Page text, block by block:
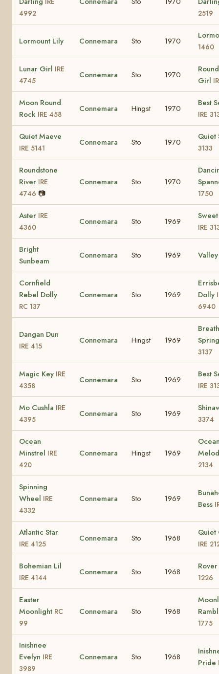
4992
2519
Lormount Lily Connemara Sto 1970
1460
Lunar Girl IRE
4745
Connemara Sto 1970
Girl
Moon Round
Rock IRE 458
Connemara Hingst 1970
Best
IRE
Quiet Maeve
IRE 5141
Connemara Sto 1970
Quiet
3133
Roundstone
River IRE
4746 📷
Connemara Sto 1970
1750
Aster IRE
4360
Connemara Sto 1969
IRE
Bright
Sunbeam
Connemara Sto 1969
Cornfield
Rebel Dolly
RC 137
Connemara Sto 1969
Dolly
6940
Dangan Dun
IRE 415
Connemara Hingst 1969
3137
Magic Key IRE
4358
Connemara Sto 1969
Best
IRE
Mo Cushla IRE
4395
Connemara Sto 1969
3374
Ocean
Minstrel IRE
420
Connemara Hingst 1969
2134
Spinning
Wheel IRE
4332
Connemara Sto 1969
Bess
Atlantic Star
IRE 4125
Connemara Sto 1968
Quiet
IRE
Bohemian Lil
IRE 4144
Connemara Sto 1968
1226
Easter
Moonlight RC
99
Connemara Sto 1968
1775
Inishnee
Evelyn IRE
3989
Connemara Sto 1968
Pride